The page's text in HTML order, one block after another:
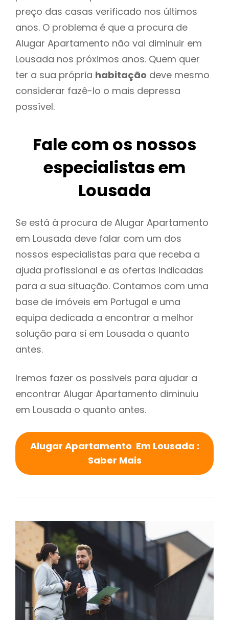
preço das casas verificado nos últimos
anos. O problema é que a procura de
Alugar Apartamento não vai diminuir em
Lousada nos próximos anos. Quem quer
ter a sua própria habitação deve mesmo
considerar fazê-lo o mais depressa
possível.
Fale com os nossos
especialistas em
Lousada
Se está à procura de Alugar Apartamento
em Lousada deve falar com um dos
nossos especialistas para que receba a
ajuda profissional e as ofertas indicadas
para a sua situação. Contamos com uma
base de imóveis em Portugal e uma
equipa dedicada a encontrar a melhor
solução para si em Lousada o quanto
antes.
Iremos fazer os possiveis para ajudar a
encontrar Alugar Apartamento diminuiu
em Lousada o quanto antes.
Alugar Apartamento Em Lousada :
Saber Mais